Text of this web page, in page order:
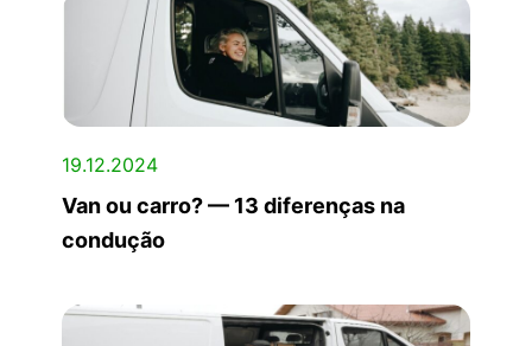
19.12.2024
Van ou carro? — 13 diferenças na
condução